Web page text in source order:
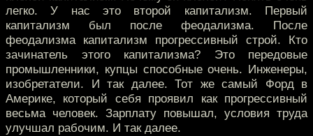
легко. У нас это второй капитализм. Первый
капитализм был после феодализма. После
феодализма капитализм прогрессивный строй. Кто
зачинатель этого капитализма? Это передовые
промышленники, купцы способные очень. Инженеры,
изобретатели. И так далее. Тот же самый Форд в
Америке, который себя проявил как прогрессивный
весьма человек. Зарплату повышал, условия труда
улучшал рабочим. И так далее.